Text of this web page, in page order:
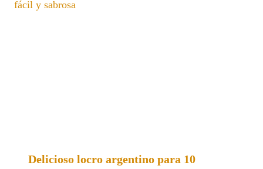
Delicioso locro argentino para 10